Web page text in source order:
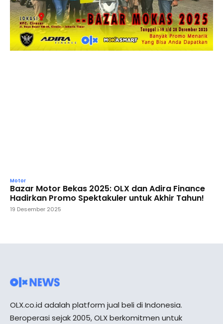
Motor
Bazar Motor Bekas 2025: OLX dan Adira Finance
Hadirkan Promo Spektakuler untuk Akhir Tahun!
19 Desember 2025
OLX.co.id adalah platform jual beli di Indonesia.
Beroperasi sejak 2005, OLX berkomitmen untuk